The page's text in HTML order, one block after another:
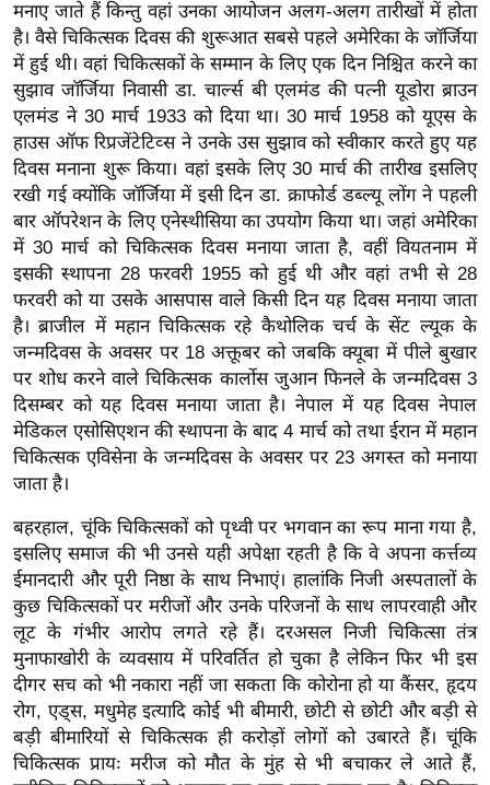
स
मी
क्षा
B
r
e
a
k
i
n
g
N
e
w
s
ला
इ
स्टा
इ
ल
टे
क्नॉ
लॉ
जी
ब्यू
टी
मनाए जाते हैं किन्तु वहां उनका आयोजन अलग-अलग तारीखों में होता
है। वैसे चिकित्सक दिवस की शुरूआत सबसे पहले अमेरिका के जॉर्जिया
में हुई थी। वहां चिकित्सकों के सम्मान के लिए एक दिन निश्चित करने का
सुझाव जॉर्जिया निवासी डा. चार्ल्स बी एलमंड की पत्नी यूडोरा ब्राउन
एलमंड ने 30 मार्च 1933 को दिया था। 30 मार्च 1958 को यूएस के
हाउस ऑफ रिप्रजेंटेटिव्स ने उनके उस सुझाव को स्वीकार करते हुए यह
दिवस मनाना शुरू किया। वहां इसके लिए 30 मार्च की तारीख इसलिए
रखी गई क्योंकि जॉर्जिया में इसी दिन डा. क्राफोर्ड डब्ल्यू लोंग ने पहली
बार ऑपरेशन के लिए एनेस्थीसिया का उपयोग किया था। जहां अमेरिका
में 30 मार्च को चिकित्सक दिवस मनाया जाता है, वहीं वियतनाम में
इसकी स्थापना 28 फरवरी 1955 को हुई थी और वहां तभी से 28
फरवरी को या उसके आसपास वाले किसी दिन यह दिवस मनाया जाता
है। ब्राजील में महान चिकित्सक रहे कैथोलिक चर्च के सेंट ल्यूक के
जन्मदिवस के अवसर पर 18 अक्तूबर को जबकि क्यूबा में पीले बुखार
पर शोध करने वाले चिकित्सक कार्लोस जुआन फिनले के जन्मदिवस 3
दिसम्बर को यह दिवस मनाया जाता है। नेपाल में यह दिवस नेपाल
मेडिकल एसोसिएशन की स्थापना के बाद 4 मार्च को तथा ईरान में महान
चिकित्सक एविसेना के जन्मदिवस के अवसर पर 23 अगस्त को मनाया
जाता है।
बहरहाल, चूंकि चिकित्सकों को पृथ्वी पर भगवान का रूप माना गया है,
इसलिए समाज की भी उनसे यही अपेक्षा रहती है कि वे अपना कर्त्तव्य
ईमानदारी और पूरी निष्ठा के साथ निभाएं। हालांकि निजी अस्पतालों के
कुछ चिकित्सकों पर मरीजों और उनके परिजनों के साथ लापरवाही और
लूट के गंभीर आरोप लगते रहे हैं। दरअसल निजी चिकित्सा तंत्र
मुनाफाखोरी के व्यवसाय में परिवर्तित हो चुका है लेकिन फिर भी इस
दीगर सच को भी नकारा नहीं जा सकता कि कोरोना हो या कैंसर, हृदय
रोग, एड्स, मधुमेह इत्यादि कोई भी बीमारी, छोटी से छोटी और बड़ी से
बड़ी बीमारियों से चिकित्सक ही करोड़ों लोगों को उबारते हैं। चूंकि
चिकित्सक प्रायः मरीज को मौत के मुंह से भी बचाकर ले आते हैं,